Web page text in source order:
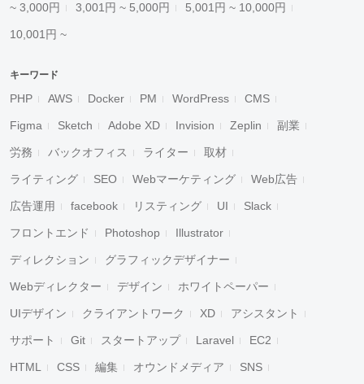
~ 3,000円 3,001円 ~ 5,000円 5,001円 ~ 10,000円
10,001円 ~
キーワード
PHP AWS Docker PM WordPress CMS
Figma Sketch Adobe XD Invision Zeplin 副業
労務 バックオフィス ライター 取材
ライティング SEO Webマーケティング Web広告
広告運用 facebook リスティング UI Slack
フロントエンド Photoshop Illustrator
ディレクション グラフィックデザイナー
Webディレクター デザイン ホワイトペーパー
UIデザイン クライアントワーク XD アシスタント
サポート Git スタートアップ Laravel EC2
HTML CSS 編集 オウンドメディア SNS